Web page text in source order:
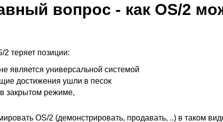
вопрос - как OS/2
теряет позиции:
является универсальной системой
достижения ушли в песок
закрытом режиме,
OS/2 (демонстрировать, продавать, ..) в таком